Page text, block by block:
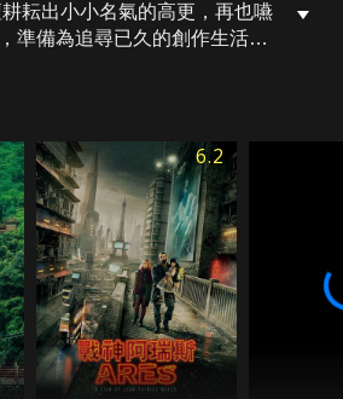
耘出小小名氣的高更，再也嚥
準備為追尋已久的創作生活犧
貧病交加、孤苦無援。為了畫
入毛利人之境，邂逅了原住民
拉的陪伴，高更終於來到人生
的一段日子。然而一段隱約的
野林裸現。
6.2